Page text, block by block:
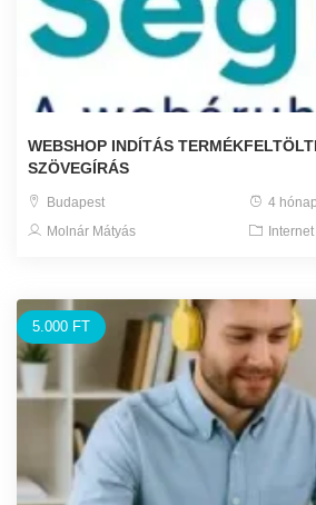
WEBSHOP INDÍTÁS
SZÖVEGÍRÁS
Budapest
4
Molnár Mátyás
5.000 FT